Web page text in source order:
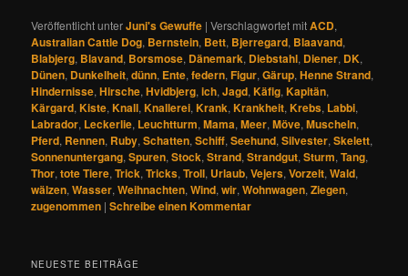
Veröffentlicht unterJuni's Gewuffe |Verschlagwortet mitACD,
Australian Cattle Dog, Bernstein, Bett, Bjerregard, Blaavand,
Blabjerg, Blavand, Borsmose, Dänemark, Diebstahl, Diener, DK,
Dünen, Dunkelheit,dünn, Ente,federn,Figur,Gärup,Henne Strand,
Hindernisse,Hirsche,Hvidbjerg,ich,Jagd,Käfig,Kapitän,
Kärgard,Kiste,Knall,Knallerei,Krank,Krankheit,Krebs, Labbi,
Labrador, Leckerlie, Leuchtturm,Mama,Meer,Möve,Muscheln,
Pferd, Rennen, Ruby,Schatten,Schiff,Seehund,Silvester,Skelett,
Sonnenuntergang,Spuren,Stock,Strand,Strandgut,Sturm,Tang,
Thor,tote Tiere,Trick,Tricks,Troll, Urlaub,Vejers,Vorzelt,Wald,
wälzen,Wasser,Weihnachten,Wind,wir,Wohnwagen,Ziegen,
zugenommen |Schreibe einen Kommentar
NEUESTE BEITRÄGE